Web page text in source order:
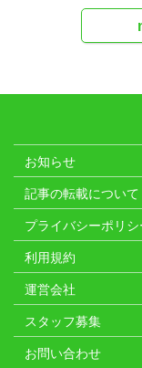
お知らせ
記事の転載について
プライバシーポリシ
利用規約
運営会社
スタッフ募集
お問い合わせ